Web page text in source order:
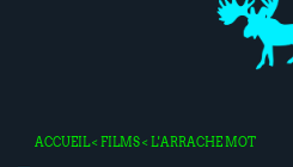
ACCUEIL< FILMS< L'ARRACHE MOT